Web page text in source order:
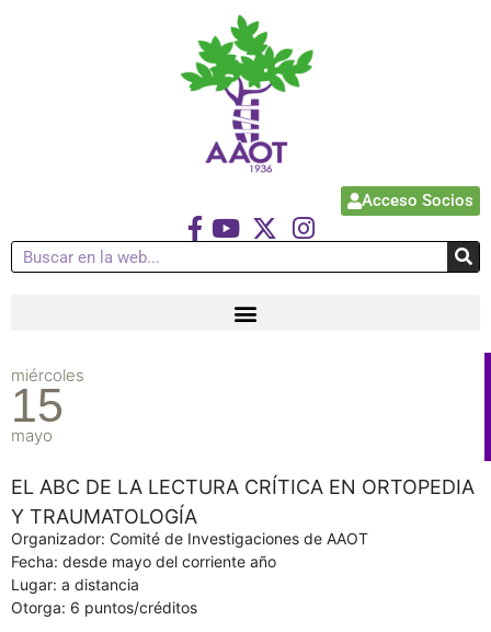
Acceso Socios
miércoles
15
mayo
EL ABC DE LA LECTURA CRÍTICA EN ORTOPEDIA
Y TRAUMATOLOGÍA
Organizador: Comité de Investigaciones de AAOT
Fecha: desde mayo del corriente año
Lugar: a distancia
Otorga: 6 puntos/créditos